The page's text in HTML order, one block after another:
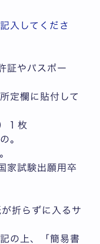
入してくださ
証やパスポー
定欄に貼付して
１枚
。
。
家試験出願用卒
折らずに入るサ
の上、「簡易書